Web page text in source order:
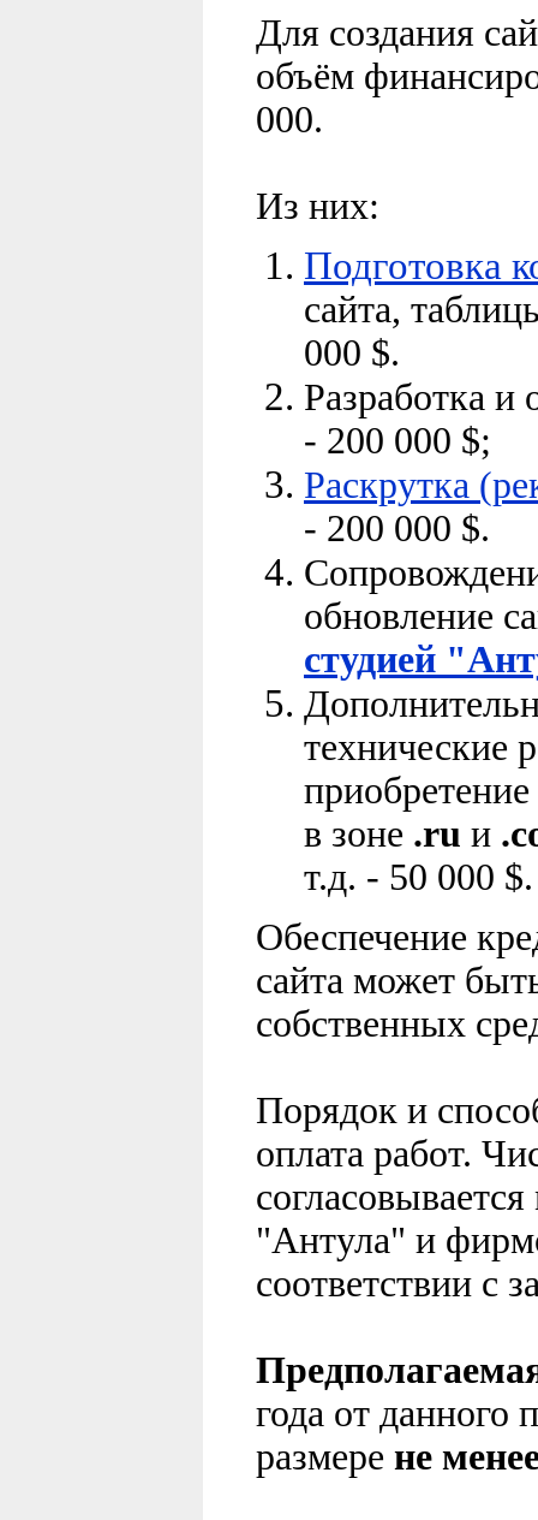
Для создания
объём
000.
Из них:
Подготовка
сайта,
000 $.
Разработка и
- 200 000 $;
Раскрутка
- 200 000 $.
обновление
студией
технические
в зоне .ru и
т.д. - 50 000 $.
Обеспечение
сайта может
собственных
Порядок и
оплата работ.
"Антула" и
соответствии с
года от данного
размере не